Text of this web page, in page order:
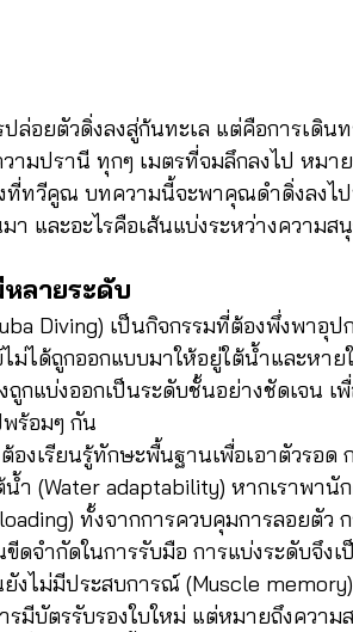
ล่อยตัวดิ่งลงสู่ก้นทะเล แต่คือการเดิ
ามปรานี ทุกๆ เมตรที่จมลึกลงไป หม
ทวีคูณ บทความนี้จะพาคุณดำดิ่งลงไป
า และอะไรคือเส้นแบ่งระหว่างความ
ลายระดับ
Diving) เป็นกิจกรรมที่ต้องพึ่งพาอุ
ม่ได้ถูกออกแบบมาให้อยู่ใต้น้ำและหาย
ถูกแบ่งออกเป็นระดับชั้นอย่างชัดเจน เ
ร้อมๆ กัน
องเรียนรู้ทักษะพื้นฐานเพื่อเอาตัวรอ
ำ (Water adaptability) หากเราพา
ทั้งจากการควบคุมการลอยตัว
ดจำกัดในการรับมือ การแบ่งระดับจึง
งไม่มีประสบการณ์ (Muscle
มีบัตรรับรองใบใหม่ แต่หมายถึงความ